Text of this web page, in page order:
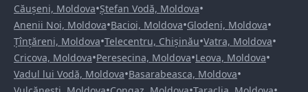
Căușeni, Moldova•Ștefan Vodă, Moldova•
Anenii Noi, Moldova•Bacioi, Moldova•Glodeni, Moldova•
Țînțăreni, Moldova•Telecentru, Chișinău•Vatra, Moldova•
Cricova, Moldova•Peresecina, Moldova•Leova, Moldova•
Vadul lui Vodă, Moldova•Basarabeasca, Moldova•